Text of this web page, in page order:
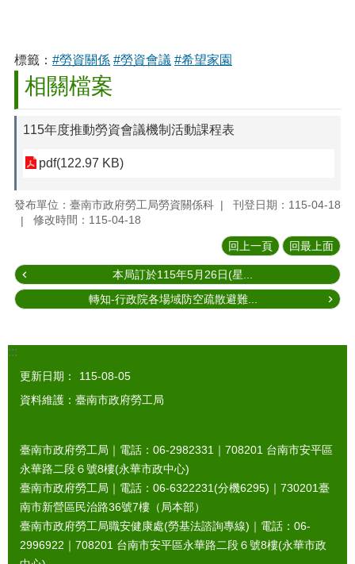
標籤： #勞資關係 #勞資會議 #希望家園
相關檔案
115年度推動勞資會議機制活動課程表
pdf(122.97 KB)
發布單位：臺南市政府勞工局勞資關係科
刊登日期：115-04-18
修改時間：115-04-18
回上一頁 回最上面
本局訂於115年5月26日(星...
轉知-行政院各場域防空疏散避難...
:::
更新日期：
115-08-05
資料維護：臺南市政府勞工局
臺南市政府勞工局｜電話：06-2982331｜ 708201 台南市安平區
永華路二段６號8樓(永華市政中心)
臺南市政府勞工局｜電話：06-6322231(分機6295)｜ 730201臺
南市新營區民治路36號7樓（局本部）
臺南市政府勞工局職安健康處(勞基法諮詢專線)｜電話：06-
2996922｜ 708201 台南市安平區永華路二段６號8樓(永華市政